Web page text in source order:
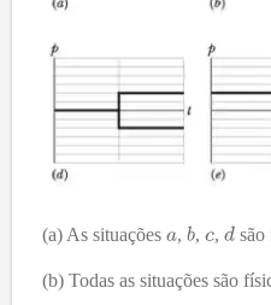
(a) As situações , , , são
(b) Todas as situações são